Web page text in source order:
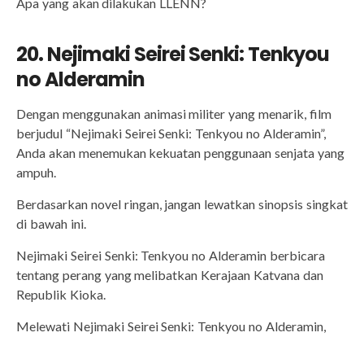
20. Nejimaki Seirei Senki: Tenkyou
no Alderamin
Dengan menggunakan animasi militer yang menarik, film
berjudul “Nejimaki Seirei Senki: Tenkyou no Alderamin”,
Anda akan menemukan kekuatan penggunaan senjata yang
ampuh.
Berdasarkan novel ringan, jangan lewatkan sinopsis singkat
di bawah ini.
Nejimaki Seirei Senki: Tenkyou no Alderamin berbicara
tentang perang yang melibatkan Kerajaan Katvana dan
Republik Kioka.
Melewati Nejimaki Seirei Senki: Tenkyou no Alderamin,